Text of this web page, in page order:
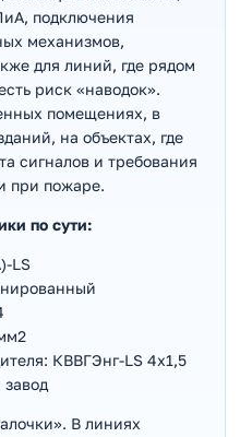
подключения
механизмов,
для линий, где рядом
риск «наводок».
помещениях, в
на объектах, где
сигналов и требования
при пожаре.
по сути:
LS
КВВГЭнг-LS 4х1,5
В линиях